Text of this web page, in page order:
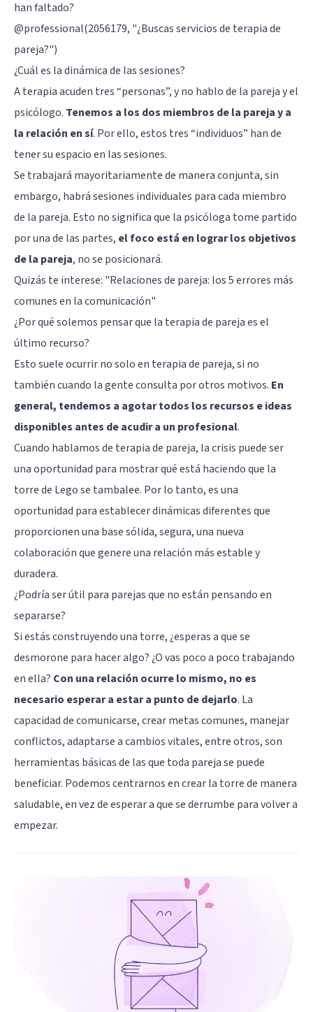
han faltado?
@professional(2056179, "¿Buscas servicios de terapia de
pareja?")
¿Cuál es la dinámica de las sesiones?
A terapia acuden tres “personas”, y no hablo de la pareja y el
psicólogo. Tenemos a los dos miembros de la pareja y a
la relación en sí. Por ello, estos tres “individuos” han de
tener su espacio en las sesiones.
Se trabajará mayoritariamente de manera conjunta, sin
embargo, habrá sesiones individuales para cada miembro
de la pareja. Esto no significa que la psicóloga tome partido
por una de las partes, el foco está en lograr los objetivos
de la pareja, no se posicionará.
Quizás te interese: "Relaciones de pareja: los 5 errores más
comunes en la comunicación"
¿Por qué solemos pensar que la terapia de pareja es el
último recurso?
Esto suele ocurrir no solo en terapia de pareja, si no
también cuando la gente consulta por otros motivos. En
general, tendemos a agotar todos los recursos e ideas
disponibles antes de acudir a un profesional.
Cuando hablamos de terapia de pareja, la crisis puede ser
una oportunidad para mostrar qué está haciendo que la
torre de Lego se tambalee. Por lo tanto, es una
oportunidad para establecer dinámicas diferentes que
proporcionen una base sólida, segura, una nueva
colaboración que genere una relación más estable y
duradera.
¿Podría ser útil para parejas que no están pensando en
separarse?
Si estás construyendo una torre, ¿esperas a que se
desmorone para hacer algo? ¿O vas poco a poco trabajando
en ella? Con una relación ocurre lo mismo, no es
necesario esperar a estar a punto de dejarlo. La
capacidad de comunicarse, crear metas comunes, manejar
conflictos, adaptarse a cambios vitales, entre otros, son
herramientas básicas de las que toda pareja se puede
beneficiar. Podemos centrarnos en crear la torre de manera
saludable, en vez de esperar a que se derrumbe para volver a
empezar.